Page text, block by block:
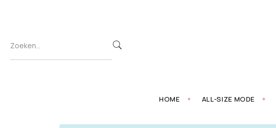
HOME ALL-SIZE MODE